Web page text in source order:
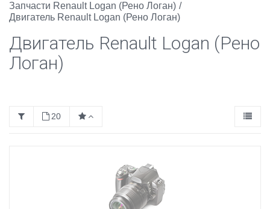
Запчасти Renault Logan (Рено Логан) /
Двигатель Renault Logan (Рено Логан)
Двигатель Renault Logan (Рено
Логан)
20